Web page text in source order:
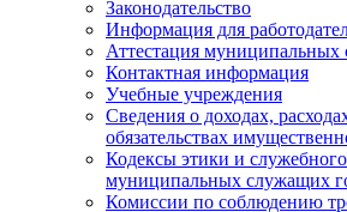
Законодательство
Информация для
Аттестация
Контактная информация
Учебные учреждения
Сведения о доходах,
обязательствах
Кодексы этики и
муниципальных служащих
Комиссии по соблюдению